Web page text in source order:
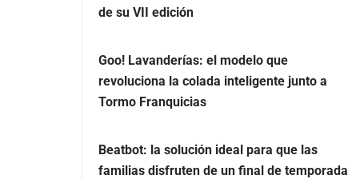
de su VII edición
Goo! Lavanderías: el modelo que
revoluciona la colada inteligente junto a
Tormo Franquicias
Beatbot: la solución ideal para que las
familias disfruten de un final de temporada